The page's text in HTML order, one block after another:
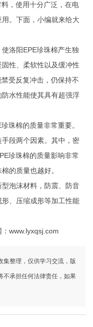
，使用十分广泛，在电
。下面，小编就来给大
洛阳EPE珍珠棉产生独
性、柔软性以及缓冲性
受反复冲击，仍保持不
水性能使其具有超强浮
珠棉的质量非常重要。
段两个因素。其中，密
珍珠棉的质量影响非常
的质量也越好。
泡沫材料，防震、防音
、压缩成形等加工性能
www.lyxqsj.com
集整理，仅供学习交流，版
不承担任何法律责任，如果